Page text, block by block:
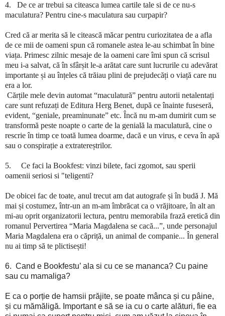
4.
De ce ar trebui sa citeasca lumea cartile tale si de ce nu-s
maculatura? Pentru cine-s maculatura sau curpapir?
Cred că ar merita să le citească măcar pentru curiozitatea de a afla
de ce mii de oameni spun că romanele astea le-au schimbat în bine
viața. Primesc zilnic mesaje de la oameni care îmi spun că scrisul
meu i-a salvat, că în sfârșit le-a arătat care sunt lucrurile cu adevărat
importante și au înțeles că trăiau plini de prejudecăți o viață care nu
era a lor.
Cărțile mele devin automat “maculatură” pentru autorii netalentați
care sunt refuzați de Editura Herg Benet, după ce înainte fuseseră,
evident, “geniale, preaminunate” etc. Încă nu m-am dumirit cum se
transformă peste noapte o carte de la genială la maculatură, cine o
rescrie în timp ce toată lumea doarme, dacă e un virus, e ceva în apă
sau o conspirație a extratereștrilor.
5.
Ce faci la Bookfest: vinzi bilete, faci zgomot, sau sperii
oamenii seriosi si "teligenti?
De obicei fac de toate, anul trecut am dat autografe și în budă J. Mă
mai și costumez, într-un an m-am îmbrăcat ca o vrăjitoare, în alt an
mi-au oprit organizatorii lectura, pentru memorabila frază eretică din
romanul Pervertirea “Maria Magdalena se cacă...”, unde personajul
Maria Magdalena era o căpriță, un animal de companie... În general
nu ai timp să te plictisești!
6. Cand e Bookfestu’ ala si cu ce se mananca? Cu paine
sau cu mamaliga?
E ca o porție de hamsii prăjite, se poate mânca și cu pâine,
și cu mămăligă. Important e să se ia cu o carte alături, fie ea